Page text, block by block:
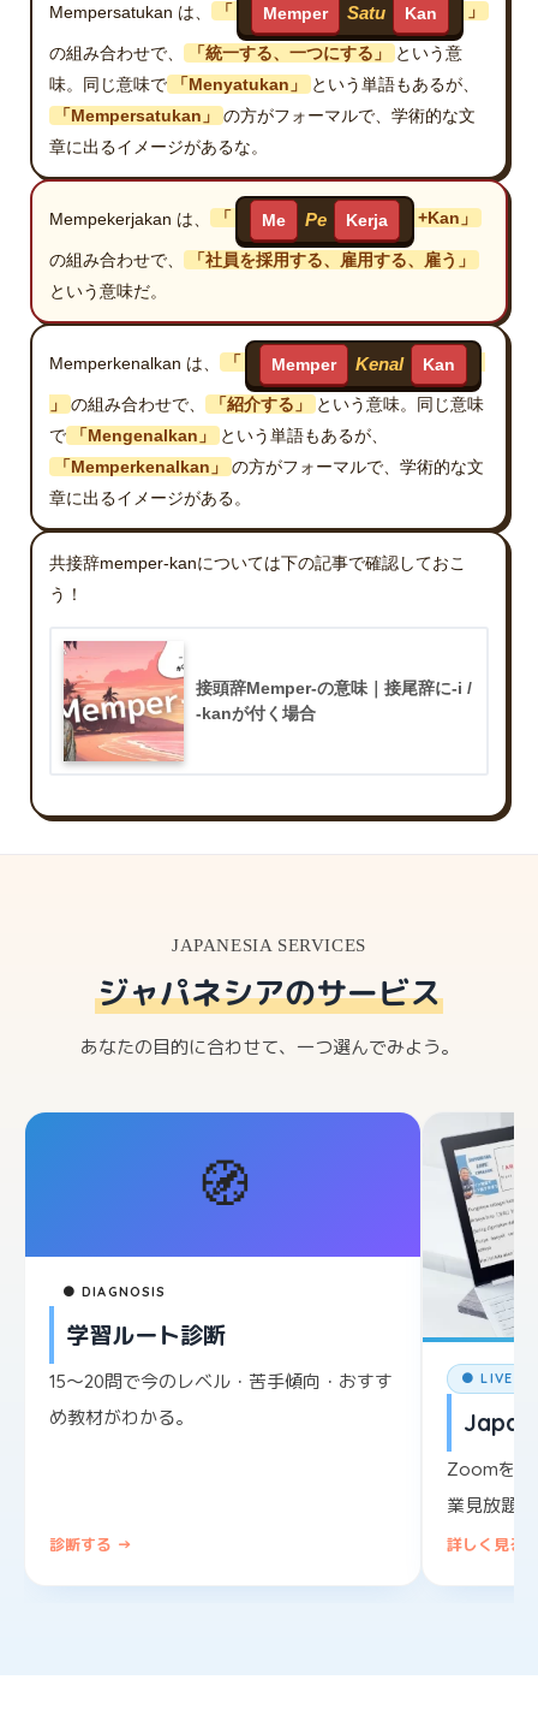
Mempersatukan は、 「 Memper Satu Kan 」
の組み合わせで、 「統一する、一つにする」
という意
味。同じ意味で
「Menyatukan」
という単語もあるが、
「Mempersatukan」
の方がフォーマルで、学術的な文
章に出るイメージがあるな。
Mempekerjakan は、 「 Me Pe Kerja +Kan」
の組み合わせで、
「社員を採用する、雇用する、雇う」
という意味だ。
Memperkenalkan は、 「 Memper Kenal Kan
」 の組み合わせで、 「紹介する」
という意味。同じ意味
で
「Mengenalkan」
という単語もあるが、
「Memperkenalkan」
の方がフォーマルで、学術的な文
章に出るイメージがある。
共接辞memper-kanについては下の記事で確認しておこ
う！
接頭辞Memper-の意味｜接尾辞に-i /
-kanが付く場合
JAPANESIA SERVICES
ジャパネシアのサービス
あなたの目的に合わせて、一つ選んでみよう。
🧭
● DIAGNOSIS
学習ルート診断
15〜20問で今のレベル・苦手傾向・おすす
め教材がわかる。
診断する →
● LIVE
Zoomを使
業見放題
詳しく見る